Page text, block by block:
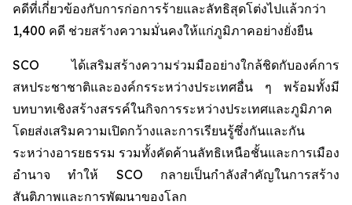
คดีที่เกี่ยวข้องกับการก่อการร้ายและลัทธิสุดโต่งไปแล้วกว่า
1,400 คดี ช่วยสร้างความมั่นคงให้แก่ภูมิภาคอย่างยั่งยืน
SCO ได้เสริมสร้างความร่วมมืออย่างใกล้ชิดกับองค์การ
สหประชาชาติและองค์กรระหว่างประเทศอื่น ๆ พร้อมทั้งมี
บทบาทเชิงสร้างสรรค์ในกิจการระหว่างประเทศและภูมิภาค
โดยส่งเสริมความเปิดกว้างและการเรียนรู้ซึ่งกันและกัน
ระหว่างอารยธรรม รวมทั้งคัดค้านลัทธิเหนือชั้นและการเมือง
อำนาจ ทำให้ SCO กลายเป็นกำลังสำคัญในการสร้าง
สันติภาพและการพัฒนาของโลก